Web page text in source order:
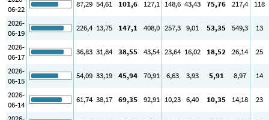
06-22
87,29 54,61 101,6 127,1 148,6 43,43 75,76 217,4
118
2026-
06-19
226,4 13,75 147,1 408,0 257,3 9,01 53,35 549,3
13
2026-
06-17
36,83 31,84 38,55 43,54 23,64 16,02 18,52 26,14
25
2026-
06-15
54,09 33,19 45,94 70,91 6,63 3,93 5,91 8,97
14
2026-
06-14
61,74 38,17 69,35 92,91 10,23 6,40 10,35 14,18
23